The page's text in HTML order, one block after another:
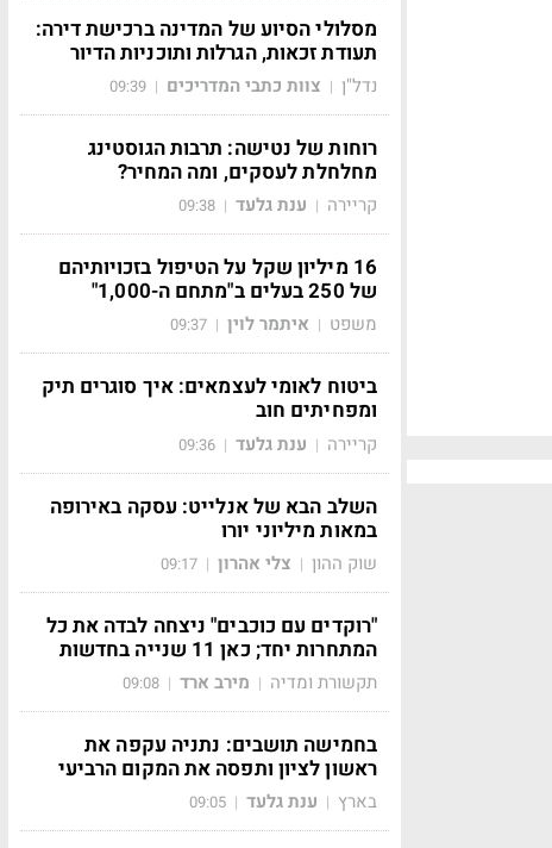
מסלולי הסיוע של המדינה ברכישת דירה:
תעודת זכאות, הגרלות ותוכניות הדיור
נדל"ן | צוות כתבי המדריכים |
09:39
רוחות של נטישה: תרבות הגוסטינג
מחלחלת לעסקים, ומה המחיר?
קריירה | ענת גלעד |
09:38
16 מיליון שקל על הטיפול בזכויותיהם
של 250 בעלים ב"מתחם ה-1,000"
משפט | איתמר לוין |
09:37
ביטוח לאומי לעצמאים: איך סוגרים תיק
ומפחיתים חוב
קריירה | ענת גלעד |
09:36
השלב הבא של אנלייט: עסקה באירופה
במאות מיליוני יורו
שוק ההון | צלי אהרון |
09:17
"רוקדים עם כוכבים" ניצחה לבדה את כל
המתחרות יחד; כאן 11 שנייה בחדשות
תקשורת ומדיה | מירב ארד |
09:08
בחמישה תושבים: נתניה עקפה את
ראשון לציון ותפסה את המקום הרביעי
בארץ | ענת גלעד |
09:05